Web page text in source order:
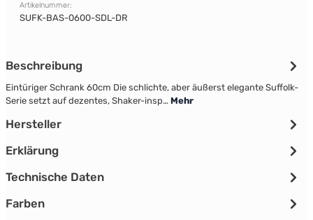
Artikelnummer:
SUFK-BAS-0600-SDL-DR
Beschreibung
Eintüriger Schrank 60cm Die schlichte, aber äußerst elegante Suffolk-
Serie setzt auf dezentes, Shaker-insp… Mehr
Hersteller
Erklärung
Technische Daten
Farben